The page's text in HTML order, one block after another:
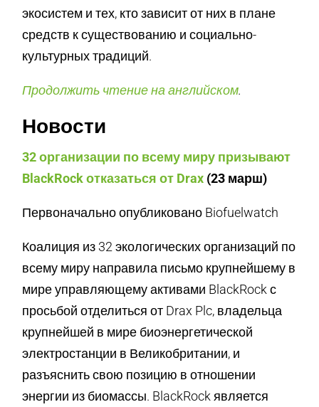
экосистем и тех, кто зависит от них в плане
средств к существованию и социально-
культурных традиций.
Продолжить чтение на английском.
Новости
32 организации по всему миру призывают
BlackRock отказаться от Drax (23 марш)
Первоначально опубликовано Biofuelwatch
Коалиция из 32 экологических организаций по
всему миру направила письмо крупнейшему в
мире управляющему активами BlackRock с
просьбой отделиться от Drax Plc, владельца
крупнейшей в мире биоэнергетической
электростанции в Великобритании, и
разъяснить свою позицию в отношении
энергии из биомассы. BlackRock является